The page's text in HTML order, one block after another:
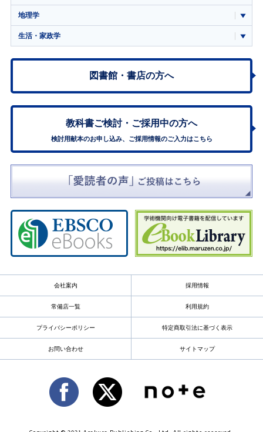
地理学
生活・家政学
図書館・書店の方へ
教科書ご検討・ ご採用中の方へ
検討用献本のお申し込み、ご採用情報のご入力はこちら
会社案内 採用情報
常備店一覧 利用規約
プライバシーポリシー 特定商取引法に基づく表示
お問い合わせ サイトマップ